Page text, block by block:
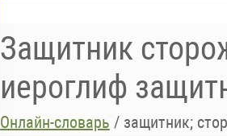
Защитник
иероглиф
Онлайн-словарь / защитник;